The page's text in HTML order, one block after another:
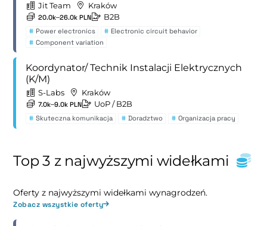
Jit Team Kraków
20.0k–26.0k PLN B2B
# Power electronics # Electronic circuit behavior
# Component variation
Koordynator/ Technik Instalacji Elektrycznych
(K/M)
S-Labs Kraków
7.0k–9.0k PLN UoP/ B2B
# Skuteczna komunikacja # Doradztwo # Organizacja pracy
Top 3 z najwyższymi widełkami
Oferty z najwyższymi widełkami wynagrodzeń.
Zobacz wszystkie oferty